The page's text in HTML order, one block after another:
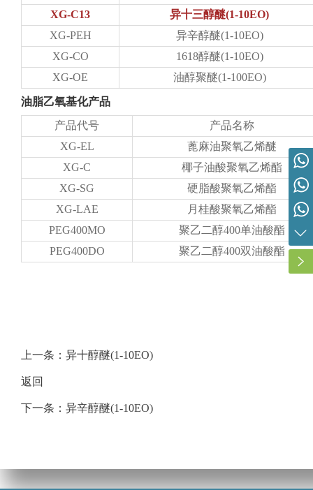
XG-C13
异十三醇醚(1-10EO)
XG-PEH
异辛醇醚(1-10EO)
XG-CO
1618醇醚(1-10EO)
XG-OE
油醇聚醚(1-100EO)
油脂乙氧基化产品
产品代号
产品名称
XG-EL
蓖麻油聚氧乙烯醚
XG-C
椰子油酸聚氧乙烯酯
XG-SG
硬脂酸聚氧乙烯酯
XG-LAE
月桂酸聚氧乙烯酯
PEG400MO
聚乙二醇400单油酸酯
PEG400DO
聚乙二醇400双油酸酯
上一条：异十醇醚(1-10EO)
返回
下一条：异辛醇醚(1-10EO)
营销总监 胡先生 19963113666
内贸：胡先生 19963113666
外贸：谢先生 15314357280
外贸：高女士 15066903533